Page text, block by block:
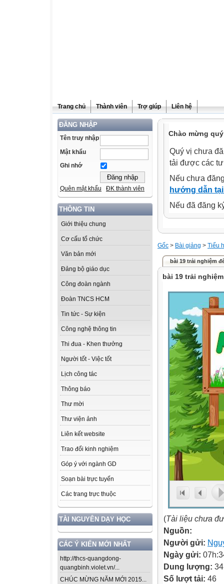
Trang chủ Thành viên Trợ giúp Liên hệ
ĐĂNG NHẬP
Tên truy nhập
Mật khẩu
Ghi nhớ
Quên mật khẩu ĐK thành viên
THÔNG TIN
Giới thiệu chung
Cơ cấu tổ chức
Văn bản mới
Đảng bộ giáo dục
Công đoàn ngành
Đoàn TNCS HCM
Tin tức - Sự kiện
Công nghệ thông tin
Thi đua - Khen thưởng
Người tốt - Việc tốt
Lịch công tác
Thông báo
Thư mời
Thư viện ảnh
Liên kết website
Trao đổi kinh nghiệm
Góp ý với ngành GD
Soạn bài trực tuyến
Các trang trực thuộc
TÀI NGUYÊN DẠY HỌC
CÁC Ý KIẾN MỚI NHẤT
http://thcs-quangdong-
quangbinh.violet.vn/...
CHÚC MỪNG NĂM MỚI 2015...
Chào mừng
Quý vị chưa
tải được các
Nếu chưa
hướng dẫn
Nếu đã đăng
Gốc > Bài giảng > Tiểu
bài 19 trải nghiệm
bài 19 trải
(Tài liệu chưa
Nguồn:
Người gửi:
Ngày gửi:
Dung lượng:
Số lượt tải: 46